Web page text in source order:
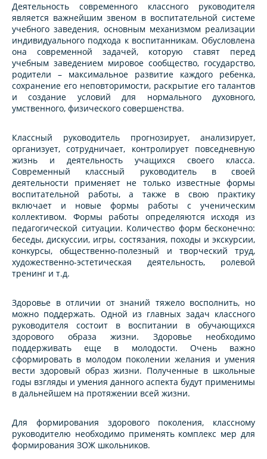
Деятельность современного классного руководителя
является важнейшим звеном в воспитательной системе
учебного заведения, основным механизмом реализации
индивидуального подхода к воспитанникам. Обусловлена
она современной задачей, которую ставят перед
учебным заведением мировое сообщество, государство,
родители – максимальное развитие каждого ребенка,
сохранение его неповторимости, раскрытие его талантов
и создание условий для нормального духовного,
умственного, физического совершенства.
Классный руководитель прогнозирует, анализирует,
организует, сотрудничает, контролирует повседневную
жизнь и деятельность учащихся своего класса.
Современный классный руководитель в своей
деятельности применяет не только известные формы
воспитательной работы, а также в свою практику
включает и новые формы работы с ученическим
коллективом. Формы работы определяются исходя из
педагогической ситуации. Количество форм бесконечно:
беседы, дискуссии, игры, состязания, походы и экскурсии,
конкурсы, общественно-полезный и творческий труд,
художественно-эстетическая деятельность, ролевой
тренинг и т.д.
Здоровье в отличии от знаний тяжело восполнить, но
можно поддержать. Одной из главных задач классного
руководителя состоит в воспитании в обучающихся
здорового образа жизни. Здоровье необходимо
поддерживать еще в молодости. Очень важно
сформировать в молодом поколении желания и умения
вести здоровый образ жизни. Полученные в школьные
годы взгляды и умения данного аспекта будут применимы
в дальнейшем на протяжении всей жизни.
Для формирования здорового поколения, классному
руководителю необходимо применять комплекс мер для
формирования ЗОЖ школьников.